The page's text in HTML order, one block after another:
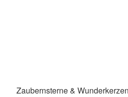
Zaubernsterne &